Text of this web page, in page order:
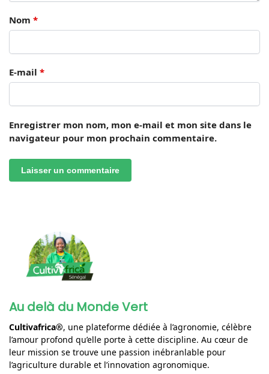
Nom *
E-mail *
Enregistrer mon nom, mon e-mail et mon site dans le
navigateur pour mon prochain commentaire.
Au delà du Monde Vert
Cultivafrica®, une plateforme dédiée à l’agronomie, célèbre
l’amour profond qu’elle porte à cette discipline. Au cœur de
leur mission se trouve une passion inébranlable pour
l’agriculture durable et l’innovation agronomique.